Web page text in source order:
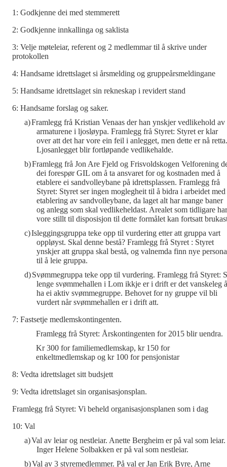
1: Godkjenne dei med stemmerett
2: Godkjenne innkallinga og saklista
3: Velje møteleiar, referent og 2 medlemmar til å skrive under
protokollen
4: Handsame idrettslaget si årsmelding og gruppeårsmeldingane
5: Handsame idrettslaget sin rekneskap i revidert stand
6: Handsame forslag og saker.
a)Framlegg frå Kristian Venaas der han ynskjer vedlikehold av
armaturene i ljosløypa. Framlegg frå Styret: Styret er klar
over att det har vore ein feil i anlegget, men dette er nå retta.
Ljosanlegget blir fortløpande vedlikehalde.
b)Framlegg frå Jon Are Fjeld og Frisvoldskogen Velforening
dei forespør GIL om å ta ansvaret for og kostnaden med å
etablere ei sandvolleybane på idrettsplassen. Framlegg frå
Styret: Styret ser ingen moglegheit til å bidra i arbeidet med
etablering av sandvolleybane, da laget alt har mange baner
og anlegg som skal vedlikeheldast. Arealet som tidligare har
vore stillt til disposisjon til dette formålet kan fortsatt
c)Isleggingsgruppa teke opp til vurdering etter att gruppa vart
oppløyst. Skal denne bestå? Framlegg frå Styret : Styret
ynskjer att gruppa skal bestå, og valnemda finn nye
til å leie gruppa.
d)Svømmegruppa teke opp til vurdering. Framlegg frå Styret:
lenge svømmehallen i Lom ikkje er i drift er det vanskeleg å
ha ei aktiv svømmegruppe. Behovet for ny gruppe vil bli
vurdert når svømmehallen er i drift att.
7: Fastsetje medlemskontingenten.
Framlegg frå Styret: Årskontingenten for 2015 blir uendra.
Kr 300 forfamiliemedlemskap, kr 150 for
enkeltmedlemskap og kr 100 for pensjonistar
8: Vedta idrettslaget sitt budsjett
9: Vedta idrettslaget sin organisasjonsplan.
Framlegg frå Styret: Vi beheld organisasjonsplanen som i dag
10: Val
a)Val av leiar og nestleiar. Anette Bergheim er på val som leiar.
Inger Helene Solbakken er på val som nestleiar.
b)Val av 3 styremedlemmer. På val er Jan Erik Byre, Arne